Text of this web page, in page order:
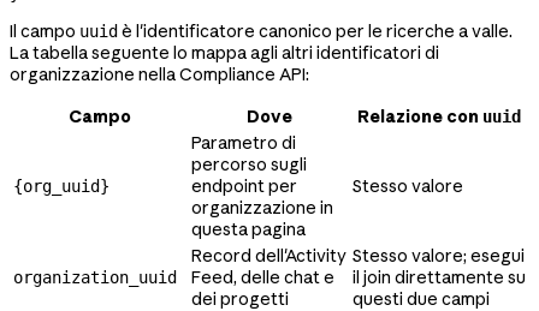
Il campo uuid è l'identificatore canonico per le ricerche a valle.
La tabella seguente lo mappa agli altri identificatori di
organizzazione nella Compliance API:
Campo
Dove Relazione con uuid
{org_uuid}
Parametro di
percorso sugli
endpoint per
organizzazione in
questa pagina
Stesso valore
organization_uuid
Record dell'Activity
Feed, delle chat e
dei progetti
Stesso valore; esegui
il join direttamente su
questi due campi